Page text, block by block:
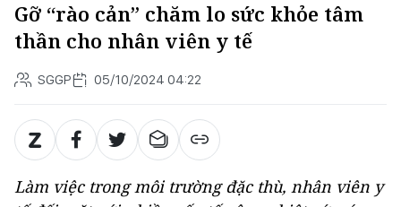
Gỡ “rào cản” chăm lo sức khỏe tâm
thần cho nhân viên y tế
SGGP 05/10/2024 04:22
Làm việc trong môi trường đặc thù, nhân viên y